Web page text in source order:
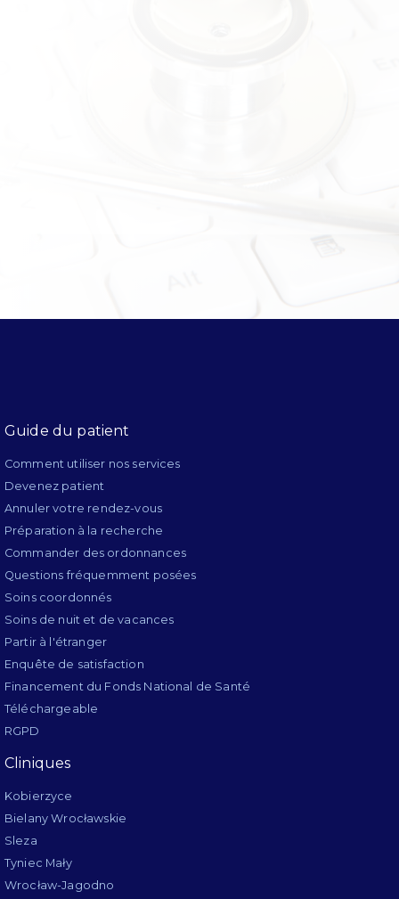
Guide du patient
Comment utiliser nos services
Devenez patient
Annuler votre rendez-vous
Préparation à la recherche
Commander des ordonnances
Questions fréquemment posées
Soins coordonnés
Soins de nuit et de vacances
Partir à l'étranger
Enquête de satisfaction
Financement du Fonds National de Santé
Téléchargeable
RGPD
Cliniques
Kobierzyce
Bielany Wrocławskie
Sleza
Tyniec Mały
Wrocław-Jagodno